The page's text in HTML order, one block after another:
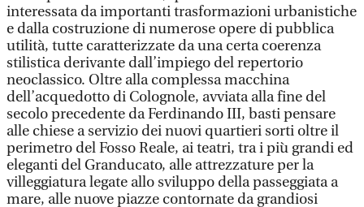
interessata da importanti trasformazioni urbanistiche
e dalla costruzione di numerose opere di pubblica
utilità, tutte caratterizzate da una certa coerenza
stilistica derivante dall’impiego del repertorio
neoclassico. Oltre alla complessa macchina
dell’acquedotto di Colognole, avviata alla fine del
secolo precedente da Ferdinando III, basti pensare
alle chiese a servizio dei nuovi quartieri sorti oltre il
perimetro del Fosso Reale, ai teatri, tra i più grandi ed
eleganti del Granducato, alle attrezzature per la
villeggiatura legate allo sviluppo della passeggiata a
mare, alle nuove piazze contornate da grandiosi